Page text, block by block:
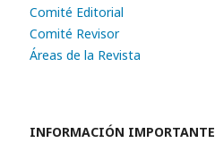
Comité Editorial
Comité Revisor
Áreas de la Revista
INFORMACIÓN IMPORTANTE